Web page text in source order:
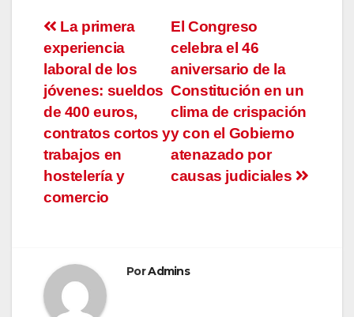
Navegación
de
entradas
El Congreso
celebra el 46
aniversario de la
Constitución en un
clima de crispación
y con el Gobierno
atenazado por
causas judiciales
La primera
experiencia
laboral de los
jóvenes: sueldos
de 400 euros,
contratos cortos y
trabajos en
hostelería y
comercio
PorAdmins